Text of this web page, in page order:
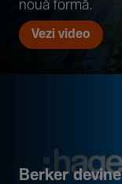
nouă formă.
Vezi video
Berker devine